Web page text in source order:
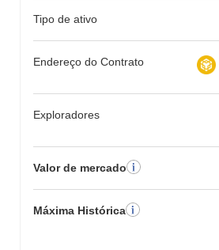
Tipo de ativo
Endereço do Contrato
Exploradores
Valor de mercado
Máxima Histórica